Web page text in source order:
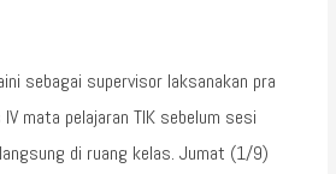
sebagai supervisor laksanakan pra
mata pelajaran TIK sebelum sesi
di ruang kelas. Jumat (1/9)